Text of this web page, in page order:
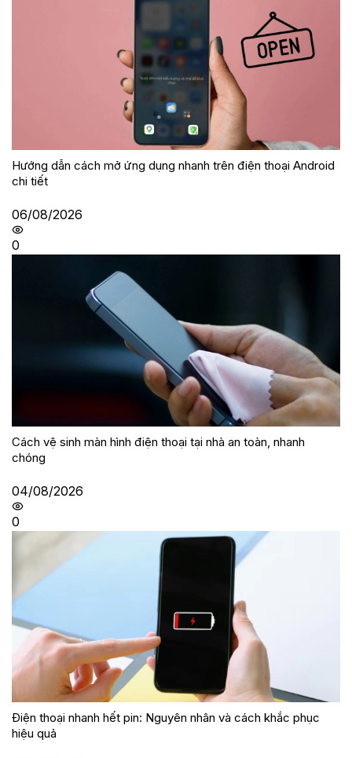
Hướng dẫn cách mở ứng dụng nhanh trên điện thoại Android
chi tiết
06/08/2026
0
Cách vệ sinh màn hình điện thoại tại nhà an toàn, nhanh
chóng
04/08/2026
0
Điện thoại nhanh hết pin: Nguyên nhân và cách khắc phục
hiệu quả